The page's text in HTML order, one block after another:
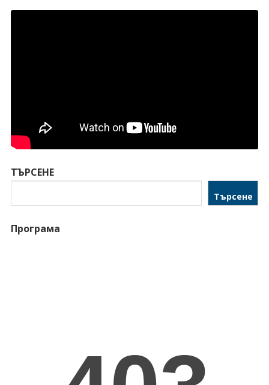
ТЪРСЕНЕ
Търсене
Програма